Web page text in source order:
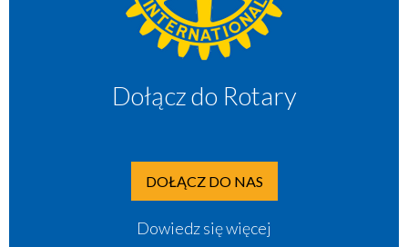
Dołącz do Rotary
DOŁĄCZ DO NAS
Dowiedz się więcej